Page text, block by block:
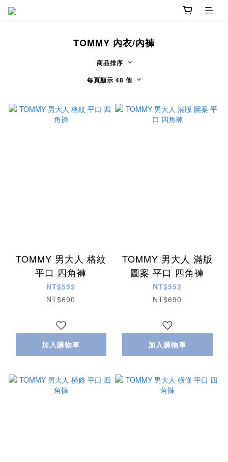
TOMMY 內衣/內褲
商品排序
每頁顯示 48 個
TOMMY 男大人 格紋
平口 四角褲
NT$552
NT$690
加入購物車
TOMMY 男大人 滿版
圖案 平口 四角褲
NT$552
NT$690
加入購物車